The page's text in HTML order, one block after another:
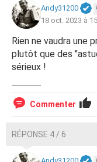
Andy31200
18 oct. 2023 à
Rien ne vaudra une
plutôt que des
sérieux !
Commenter
RÉPONSE 4 / 6